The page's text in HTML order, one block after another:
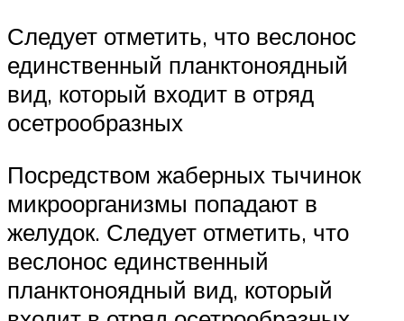
Следует отметить, что веслонос
единственный планктоноядный
вид, который входит в отряд
осетрообразных
Посредством жаберных тычинок
микроорганизмы попадают в
желудок. Следует отметить, что
веслонос единственный
планктоноядный вид, который